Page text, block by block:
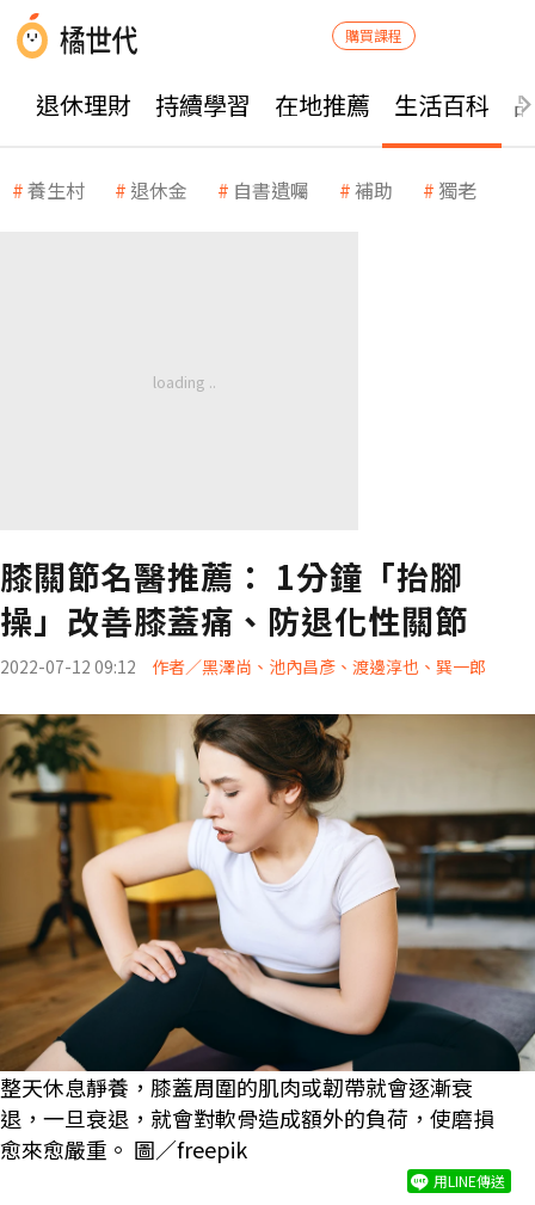
購買課程
退休理財 持續學習 在地推薦 生活百科
養生村 退休金 自書遺囑 補助 獨老
膝關節名醫推薦： 1分鐘「抬腳
操」改善膝蓋痛、防退化性關節
2022-07-12 09:12 作者／黑澤尚、池內昌彥、渡邊淳也、巽一郎
整天休息靜養，膝蓋周圍的肌肉或韌帶就會逐漸衰
退，一旦衰退，就會對軟骨造成額外的負荷，使磨損
愈來愈嚴重。 圖／freepik
用LINE傳送